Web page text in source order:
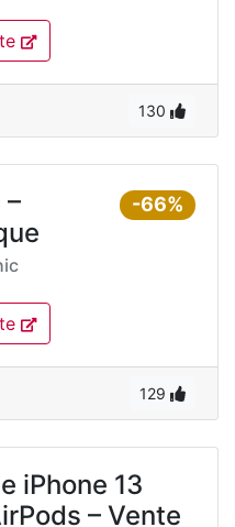
130
-66%
–
129
iPhone 13
– Vente